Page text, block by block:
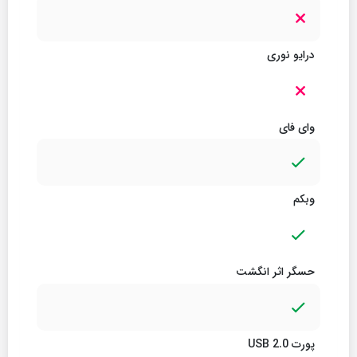
درایو نوری
وای فای
وبکم
حسگر اثر انگشت
پورت USB 2.0